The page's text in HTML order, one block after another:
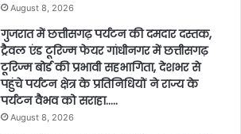
August 8, 2026
गुजरात में छत्तीसगढ़ पर्यटन की दमदार दस्तक,
ट्रैवल एंड टूरिज्म फेयर गांधीनगर में छत्तीसगढ़
टूरिज्म बोर्ड की प्रभावी सहभागिता, देशभर से
पहुंचे पर्यटन क्षेत्र के प्रतिनिधियों ने राज्य के
पर्यटन वैभव को सराहा…..
August 8, 2026